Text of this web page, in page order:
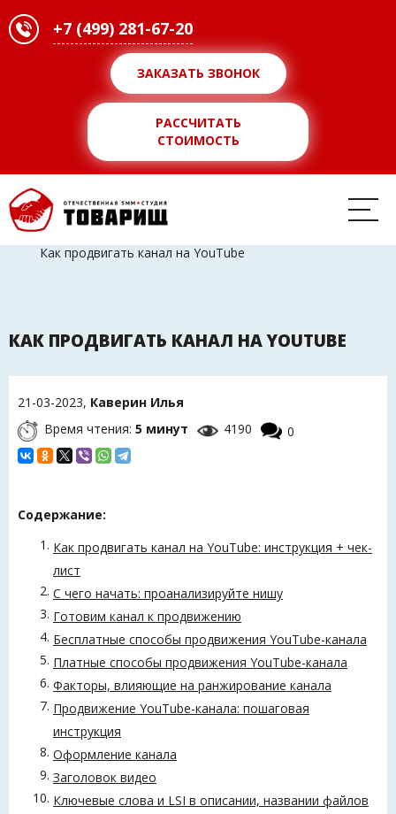
+7 (499) 281-67-20
ЗАКАЗАТЬ ЗВОНОК
РАССЧИТАТЬ
СТОИМОСТЬ
SMM-агентство >>
Как продвигать канал на YouTube
КАК ПРОДВИГАТЬ КАНАЛ НА YOUTUBE
21-03-2023, Каверин Илья
Время чтения: 5 минут 4190 0
Содержание:
Как продвигать канал на YouTube: инструкция + чек-
лист
С чего начать: проанализируйте нишу
Готовим канал к продвижению
Бесплатные способы продвижения YouTube-канала
Платные способы продвижения YouTube-канала
Факторы, влияющие на ранжирование канала
Продвижение YouTube-канала: пошаговая
инструкция
Оформление канала
Заголовок видео
Ключевые слова и LSI в описании, названии файлов